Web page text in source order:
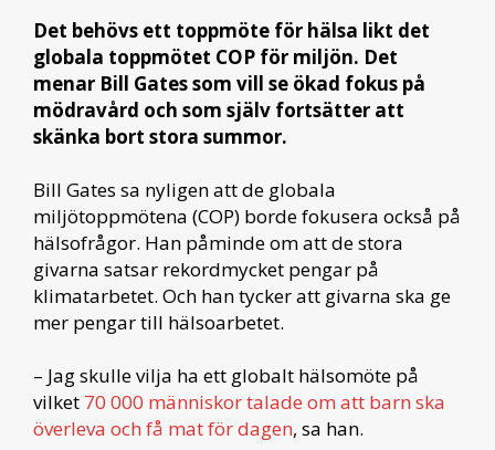
Det behövs ett toppmöte för hälsa likt det
globala toppmötet COP för miljön. Det
menar Bill Gates som vill se ökad fokus på
mödravård och som själv fortsätter att
skänka bort stora summor.
Bill Gates sa nyligen att de globala
miljötoppmötena (COP) borde fokusera också på
hälsofrågor. Han påminde om att de stora
givarna satsar rekordmycket pengar på
klimatarbetet. Och han tycker att givarna ska ge
mer pengar till hälsoarbetet.
– Jag skulle vilja ha ett globalt hälsomöte på
vilket 70 000 människor talade om att barn ska
överleva och få mat för dagen, sa han.